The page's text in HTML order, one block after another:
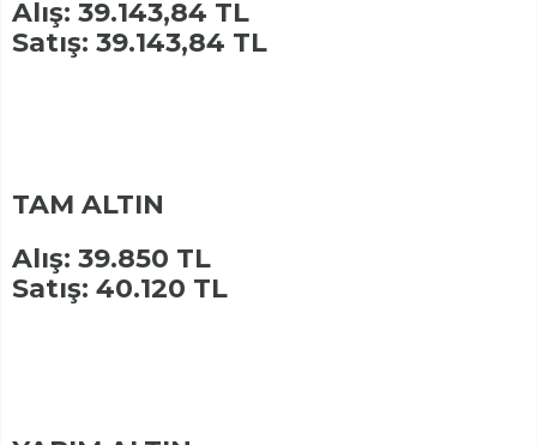
Alış: 39.143,84 TL
Satış: 39.143,84 TL
TAM ALTIN
Alış: 39.850 TL
Satış: 40.120 TL